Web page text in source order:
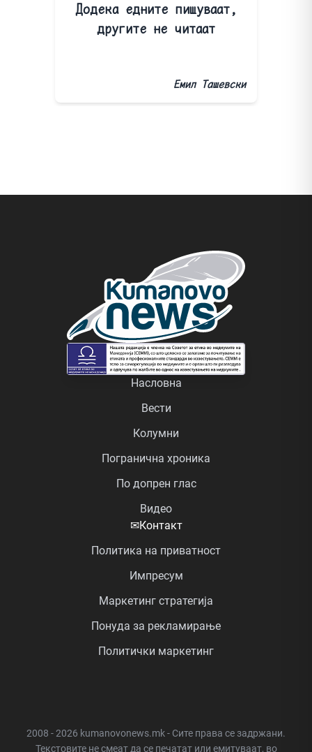
Додека едните пишуваат,
другите не читаат
Емил Ташевски
Насловна
Вести
Колумни
Погранична хроника
По допрен глас
Видео
✉Контакт
Политика на приватност
Импресум
Маркетинг стратегија
Понуда за рекламирање
Политички маркетинг
2008 - 2026 kumanovonews.mk - Сите права се задржани.
Текстовите не смеат да се печатат или емитуваат, во